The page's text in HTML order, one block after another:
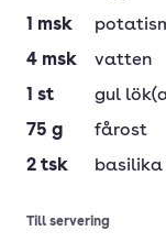
1 msk
4 msk
vatten
1 st
gul
75 g
fårost
2 tsk basilika
Till servering